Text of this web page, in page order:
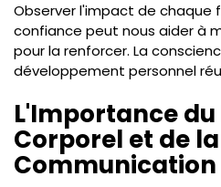
Observer l'impact de chaque
confiance peut nous aider à
pour la renforcer. La
développement personnel
L'Importance
Corporel et de la
Communication